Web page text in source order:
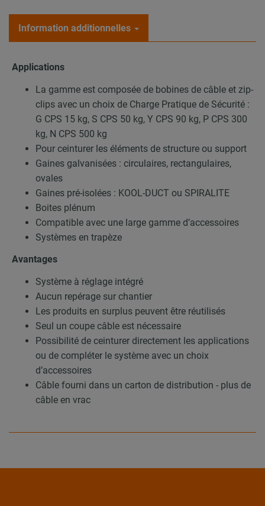
Information additionnelles
Applications
La gamme est composée de bobines de câble et zip-
clips avec un choix de Charge Pratique de Sécurité :
G CPS 15 kg, S CPS 50 kg, Y CPS 90 kg, P CPS 300
kg, N CPS 500 kg
Pour ceinturer les éléments de structure ou support
Gaines galvanisées : circulaires, rectangulaires,
ovales
Gaines pré-isolées : KOOL-DUCT ou SPIRALITE
Boites plénum
Compatible avec une large gamme d’accessoires
Systèmes en trapèze
Avantages
Système à réglage intégré
Aucun repérage sur chantier
Les produits en surplus peuvent être réutilisés
Seul un coupe câble est nécessaire
Possibilité de ceinturer directement les applications
ou de compléter le système avec un choix
d’accessoires
Câble fourni dans un carton de distribution - plus de
câble en vrac